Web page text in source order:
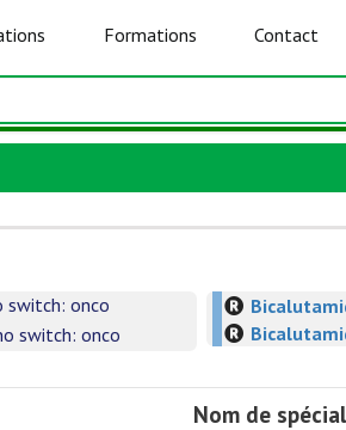
Formations Contact
switch: onco
switch: onco
Nom de